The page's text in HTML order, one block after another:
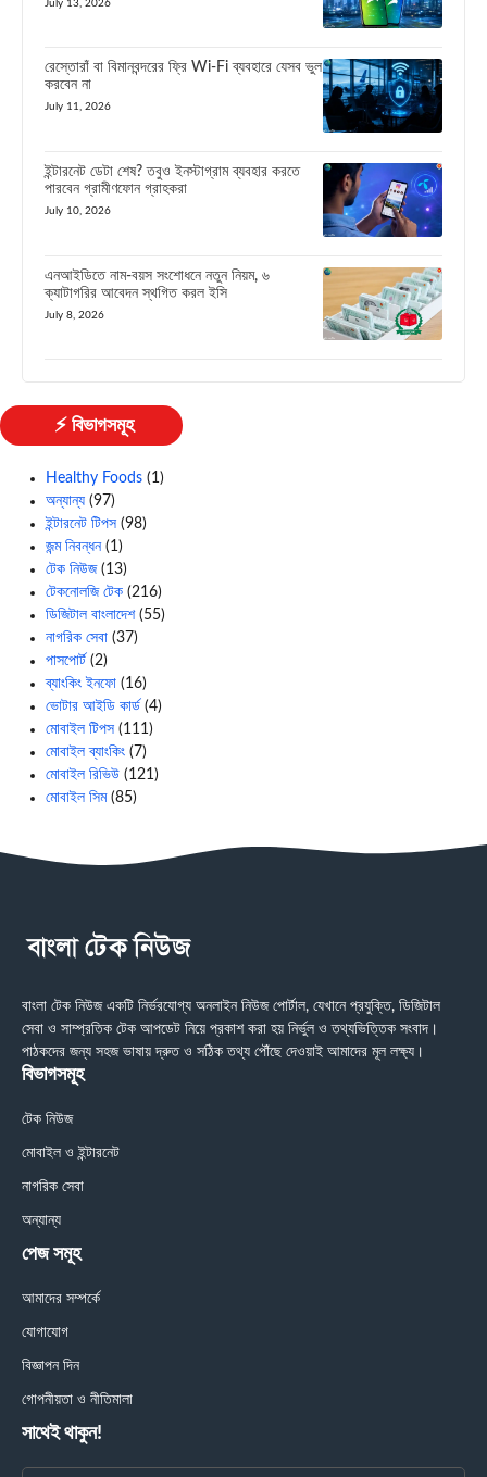
July 13, 2026
রেস্তোরাঁ বা বিমানবন্দরের ফ্রি Wi-Fi ব্যবহারে যেসব ভুল
করবেন না
July 11, 2026
ইন্টারনেট ডেটা শেষ? তবুও ইনস্টাগ্রাম ব্যবহার করতে
পারবেন গ্রামীণফোন গ্রাহকরা
July 10, 2026
এনআইডিতে নাম-বয়স সংশোধনে নতুন নিয়ম, ৬
ক্যাটাগরির আবেদন স্থগিত করল ইসি
July 8, 2026
⚡ বিভাগসমূহ
Healthy Foods (1)
অন্যান্য (97)
ইন্টারনেট টিপস (98)
জন্ম নিবন্ধন(1)
টেক নিউজ(13)
টেকনোলজি টেক (216)
ডিজিটাল বাংলাদেশ(55)
নাগরিক সেবা (37)
পাসপোর্ট (2)
ব্যাংকিং ইনফো (16)
ভোটার আইডি কার্ড (4)
মোবাইল টিপস (111)
মোবাইল ব্যাংকিং (7)
মোবাইল রিভিউ (121)
মোবাইল সিম(85)
বাংলা টেক নিউজ একটি নির্ভরযোগ্য অনলাইন নিউজ পোর্টাল, যেখানে প্রযুক্তি, ডিজিটাল
সেবা ও সাম্প্রতিক টেক আপডেট নিয়ে প্রকাশ করা হয় নির্ভুল ও তথ্যভিত্তিক সংবাদ।
পাঠকদের জন্য সহজ ভাষায় দ্রুত ও সঠিক তথ্য পৌঁছে দেওয়াই আমাদের মূল লক্ষ্য।
বিভাগসমূহ
টেক নিউজ
মোবাইল ও ইন্টারনেট
নাগরিক সেবা
অন্যান্য
পেজ সমূহ
আমাদের সম্পর্কে
যোগাযোগ
বিজ্ঞাপন দিন
গোপনীয়তা ও নীতিমালা
সাথেই থাকুন!